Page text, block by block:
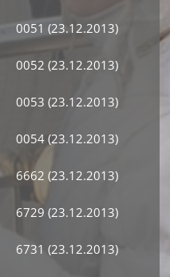
0051 (23.12.2013)
0052 (23.12.2013)
0053 (23.12.2013)
0054 (23.12.2013)
6662 (23.12.2013)
6729 (23.12.2013)
6731 (23.12.2013)